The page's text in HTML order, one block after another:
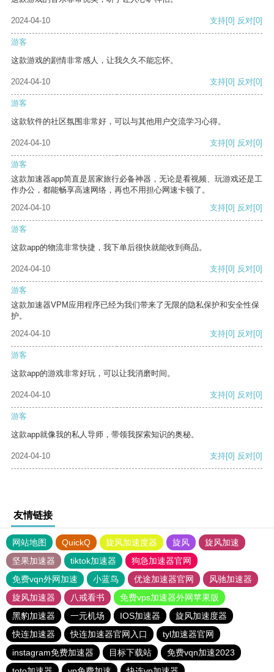
2024-04-10 支持[0] 反对[0]
游客
这款游戏的剧情非常感人，让我久久不能忘怀。
2024-04-10 支持[0] 反对[0]
游客
这款软件的社区氛围非常好，可以与其他用户交流学习心得。
2024-04-10 支持[0] 反对[0]
游客
这款加速器app简直是居家旅行必备神器，无论是看视频、玩游戏还是工
作办公，都能畅享高速网络，再也不用担心网速卡顿了。
2024-04-10
支持[0] 反对[0]
游客
这款app的物流非常快捷，我下单后很快就能收到商品。
2024-04-10 支持[0] 反对[0]
游客
这款加速器VPM应用程序已经为我们带来了无限的隐私保护和安全性保
护。
2024-04-10
支持[0] 反对[0]
游客
这款app的游戏非常好玩，可以让我消磨时间。
2024-04-10 支持[0] 反对[0]
游客
这款app就像我的私人导师，带领我探索知识的奥秘。
2024-04-10 支持[0] 反对[0]
友情链接
网站地图 QuickQ 旋风加速度器 旋风
旋风加速
坚果加速器
tiktok加速器
狗急加速器官网
免费vqn外网加速
小蓝鸟 优途加速器官网
风驰加速器
旋风加速器
八戒看书
免费vps加速器外网苹果版
黑豹加速器
一元机场 IOS加速器
旋风加速度器
快连加速器
快连加速器官网入口
tyl加速器官网
instagram免费加速器
目标下载站
免费vqn加速2023